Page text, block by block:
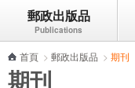
跳到主要內容區塊
郵政出版品
首頁 > 郵政出版品 > 期刊
期刊